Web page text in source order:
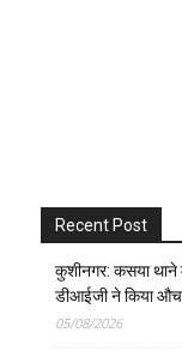
Recent Post
कुशीनगर: कसया थाने में
डीआईजी ने किया
05/08/2026